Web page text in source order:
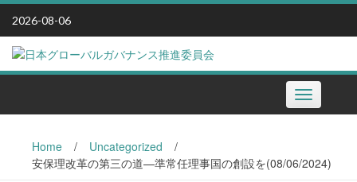
Skip
content
2026-08-06
Toggle
navigation
Home / Uncategorized
/
安保理改革の第三の道—準常任理事国の創設を(08/06/2024)